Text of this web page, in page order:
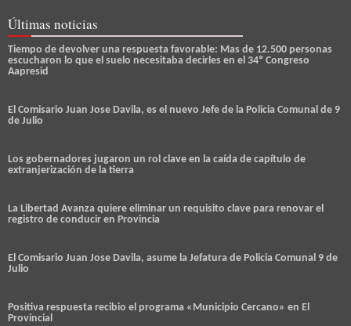
Últimas noticias
Tiempo de devolver una respuesta favorable: Mas de 12.500 personas
escucharon lo que el suelo necesitaba decirles en el 34º Congreso
Aapresid
El Comisario Juan Jose Davila, es el nuevo Jefe de la Policia Comunal de 9
de Julio
Los gobernadores jugaron un rol clave en la caída de capítulo de
extranjerización de la tierra
La Libertad Avanza quiere eliminar un requisito clave para renovar el
registro de conducir en Provincia
El Comisario Juan Jose Davila, asume la Jefatura de Policia Comunal 9 de
Julio
Positiva respuesta recibio el programa «Municipio Cercano» en El
Provincial